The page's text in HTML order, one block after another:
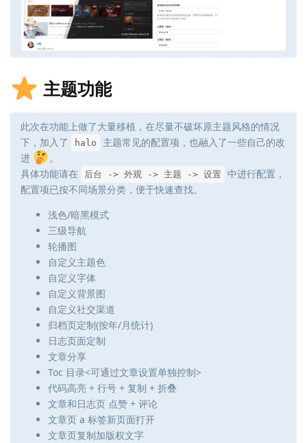
主题功能
此次在功能上做了大量移植，在尽量不破坏原主题风格的情况
下，加入了
halo
主题常见的配置项，也融入了一些自己的改
进
。
具体功能请在
后台 -> 外观 -> 主题 -> 设置 中进行配置，
配置项已按不同场景分类，便于快速查找。
浅色/暗黑模式
三级导航
轮播图
自定义主题色
自定义字体
自定义背景图
自定义社交渠道
归档页定制(按年/月统计)
日志页面定制
文章分享
Toc 目录<可通过文章设置单独控制>
代码高亮 + 行号 + 复制 + 折叠
文章和日志页 点赞 + 评论
文章页 a 标签新页面打开
文章页复制加版权文字